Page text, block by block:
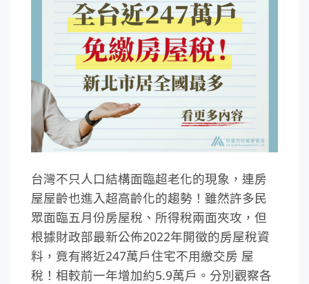
台灣不只人口結構面臨超老化的現象，連房
屋屋齡也進入超高齡化的趨勢！雖然許多民
眾面臨五月份房屋稅、所得稅兩面夾攻，但
根據財政部最新公佈2022年開徵的房屋稅資
料，竟有將近247萬戶住宅不用繳交房 屋
稅！相較前一年增加約5.9萬戶。分別觀察各